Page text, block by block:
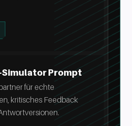
Prompt
für echte
kritisches Feedback